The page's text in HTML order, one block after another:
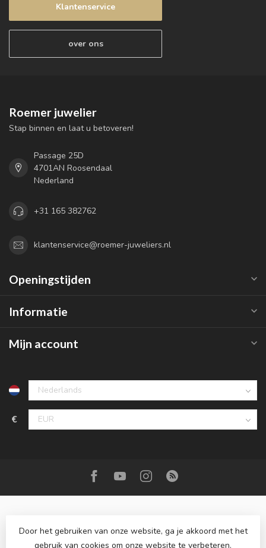
Klantenservice
over ons
Roemer juwelier
Stap binnen en laat u betoveren!
Passage 25D
4701AN Roosendaal
Nederland
+31 165 382762
klantenservice@roemer-juweliers.nl
Openingstijden
Informatie
Mijn account
€
Door het gebruiken van onze website, ga je akkoord met het
gebruik van cookies om onze website te verbeteren.